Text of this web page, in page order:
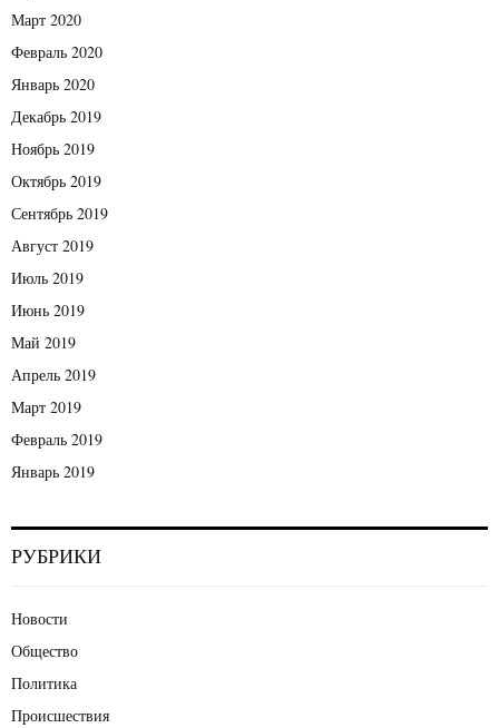
Март 2020
Февраль 2020
Январь 2020
Декабрь 2019
Ноябрь 2019
Октябрь 2019
Сентябрь 2019
Август 2019
Июль 2019
Июнь 2019
Май 2019
Апрель 2019
Март 2019
Февраль 2019
Январь 2019
РУБРИКИ
Новости
Общество
Политика
Происшествия